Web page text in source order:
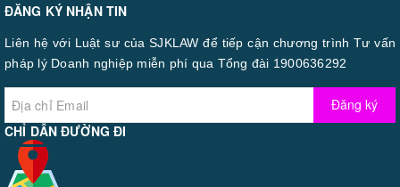
ĐĂNG KÝ NHẬN TIN
Liên hệ với Luật sư của SJKLAW để tiếp cận chương trình Tư vấn
pháp lý Doanh nghiệp miễn phí qua Tổng đài 1900636292
Đăng ký
CHỈ DẪN ĐƯỜNG ĐI